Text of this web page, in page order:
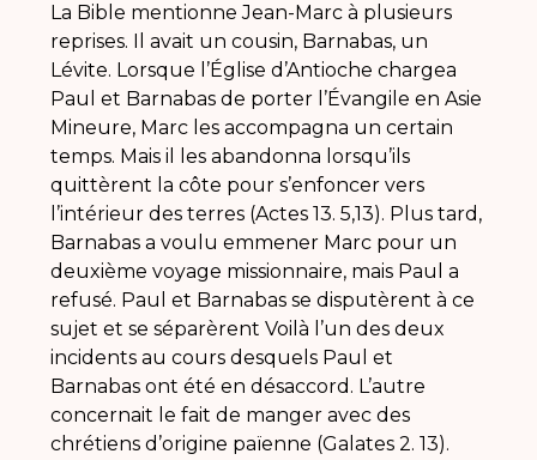
La Bible mentionne Jean-Marc à plusieurs
reprises. Il avait un cousin, Barnabas, un
Lévite. Lorsque l’Église d’Antioche chargea
Paul et Barnabas de porter l’Évangile en Asie
Mineure, Marc les accompagna un certain
temps. Mais il les abandonna lorsqu’ils
quittèrent la côte pour s’enfoncer vers
l’intérieur des terres (Actes 13. 5,13). Plus tard,
Barnabas a voulu emmener Marc pour un
deuxième voyage missionnaire, mais Paul a
refusé. Paul et Barnabas se disputèrent à ce
sujet et se séparèrent Voilà l’un des deux
incidents au cours desquels Paul et
Barnabas ont été en désaccord. L’autre
concernait le fait de manger avec des
chrétiens d’origine païenne (Galates 2. 13).